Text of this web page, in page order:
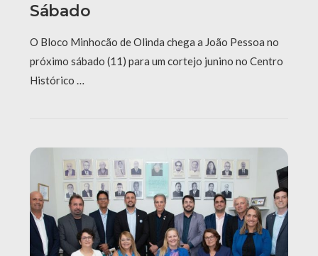
Sábado
O Bloco Minhocão de Olinda chega a João Pessoa no
próximo sábado (11) para um cortejo junino no Centro
Histórico …